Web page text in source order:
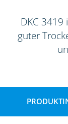
DKC
guter